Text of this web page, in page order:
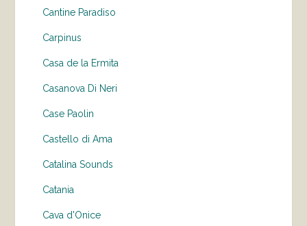
Cantine Paradiso
Carpinus
Casa de la Ermita
Casanova Di Neri
Case Paolin
Castello di Ama
Catalina Sounds
Catania
Cava d'Onice